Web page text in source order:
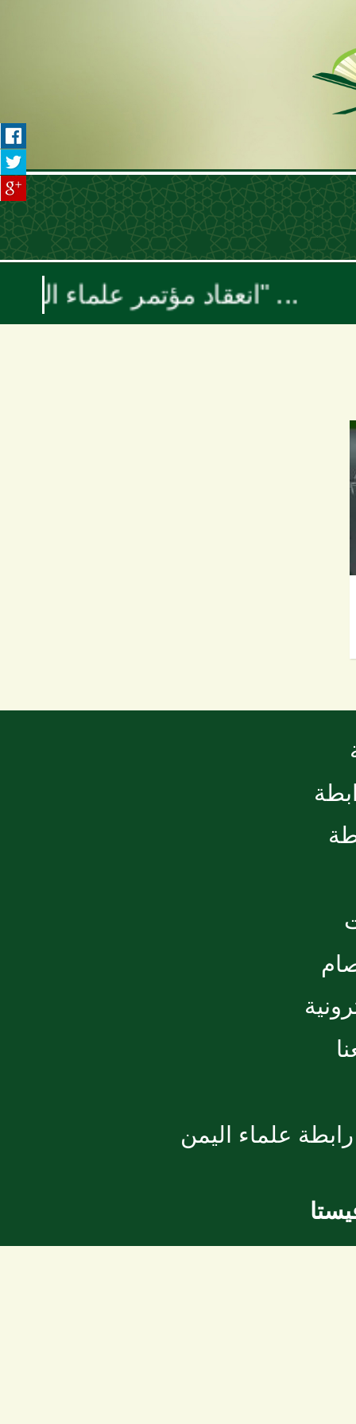
انعقاد مؤتمر علماء اليمن السنوي بعنوان "موقف علماء الأمة تجاه حرب الإبادة والتجويع في غزة ومخطط إسرائيل الكبرى"
علماء اليمن